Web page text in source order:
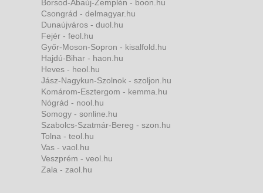
Borsod-Abaúj-Zemplén - boon.hu
Csongrád - delmagyar.hu
Dunaújváros - duol.hu
Fejér - feol.hu
Győr-Moson-Sopron - kisalfold.hu
Hajdú-Bihar - haon.hu
Heves - heol.hu
Jász-Nagykun-Szolnok - szoljon.hu
Komárom-Esztergom - kemma.hu
Nógrád - nool.hu
Somogy - sonline.hu
Szabolcs-Szatmár-Bereg - szon.hu
Tolna - teol.hu
Vas - vaol.hu
Veszprém - veol.hu
Zala - zaol.hu